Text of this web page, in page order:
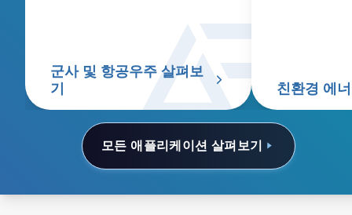
모든 애플리케이션 살펴보기
다.
군사 및 항공우주 살펴보
기
친환경 에